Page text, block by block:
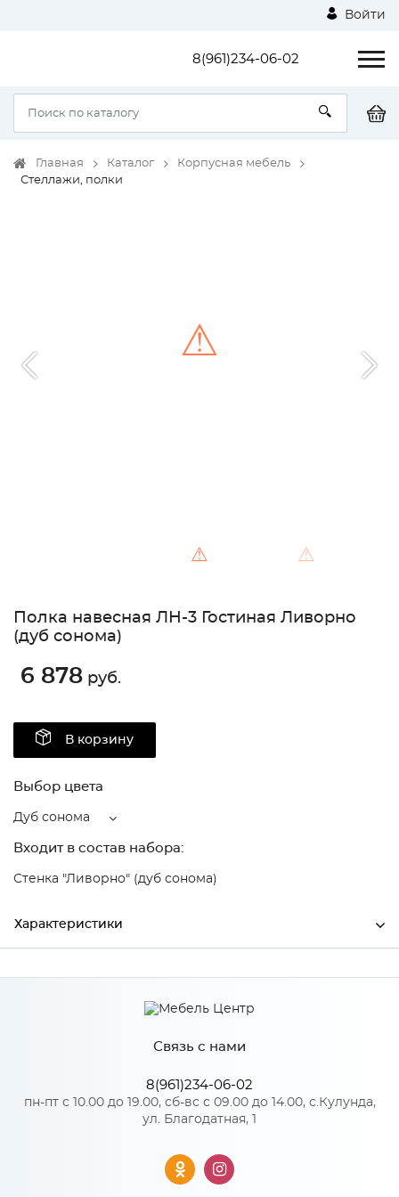
Войти
8(961)234-06-02
Главная Каталог
Корпусная мебель
Стеллажи, полки
⚠ ⚠
⚠
Полка навесная ЛН-3 Гостиная Ливорно
(дуб сонома)
6 878 руб.
В корзину
Выбор цвета
Дуб сонома
Входит в состав набора:
Стенка "Ливорно" (дуб сонома)
Характеристики
Ширина 1080
704
350
Тэкс
Дуб сонома
ЛДСП
Связь с нами
8(961)234-06-02
пн-пт с 10.00 до 19.00, сб-вс с 09.00 до 14.00, с.Кулунда,
ул. Благодатная, 1